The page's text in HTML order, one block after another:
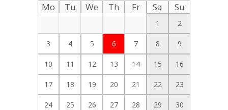
Mo Tu We Th Fr Sa Su
1 2
3 4 5 6 7 8 9
10 11 12 13 14 15 16
17 18 19 20 21 22 23
24 25 26 27 28 29 30